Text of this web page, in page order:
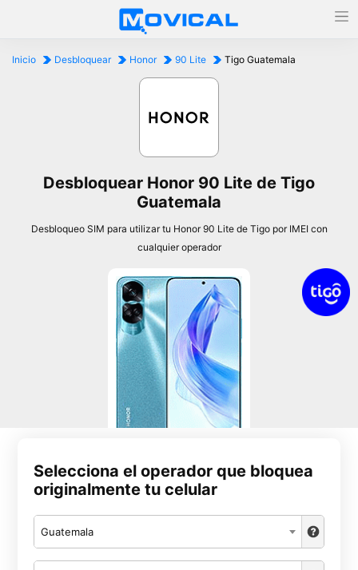
Inicio Desbloquear Honor 90 Lite Tigo Guatemala
Desbloquear Honor 90 Lite de Tigo
Guatemala
Desbloqueo SIM para utilizar tu Honor 90 Lite de Tigo por IMEI con
cualquier operador
Selecciona el operador que bloquea
originalmente tu celular
Guatemala